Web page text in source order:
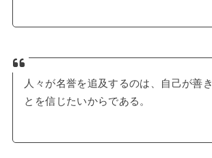
人々が名誉を追及するのは、自己が善
とを信じたいからである。